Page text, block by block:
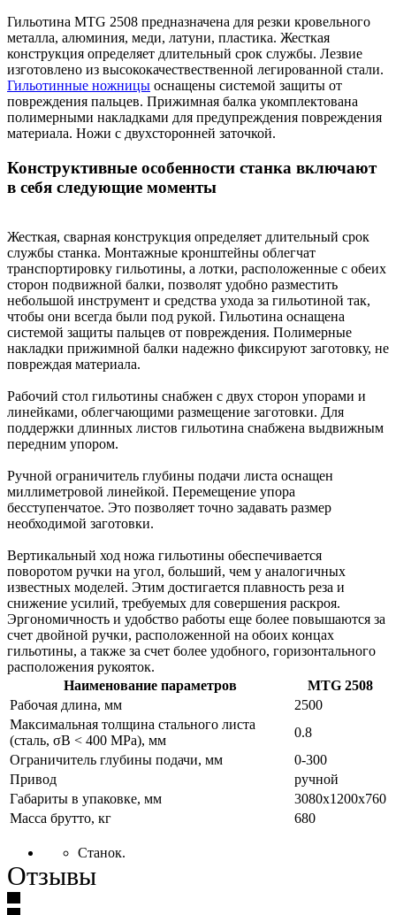
Гильотина MTG 2508 предназначена для резки кровельного
металла, алюминия, меди, латуни, пластика. Жесткая
конструкция определяет длительный срок службы. Лезвие
изготовлено из высококачествественной легированной стали.
Гильотинные ножницы оснащены системой защиты от
повреждения пальцев. Прижимная балка укомплектована
полимерными накладками для предупреждения повреждения
материала. Ножи с двухсторонней заточкой.
Конструктивные особенности станка включают
в себя следующие моменты
Жесткая, сварная конструкция определяет длительный срок
службы станка. Монтажные кронштейны облегчат
транспортировку гильотины, а лотки, расположенные с обеих
сторон подвижной балки, позволят удобно разместить
небольшой инструмент и средства ухода за гильотиной так,
чтобы они всегда были под рукой. Гильотина оснащена
системой защиты пальцев от повреждения. Полимерные
накладки прижимной балки надежно фиксируют заготовку, не
повреждая материала.
Рабочий стол гильотины снабжен с двух сторон упорами и
линейками, облегчающими размещение заготовки. Для
поддержки длинных листов гильотина снабжена выдвижным
передним упором.
Ручной ограничитель глубины подачи листа оснащен
миллиметровой линейкой. Перемещение упора
бесступенчатое. Это позволяет точно задавать размер
необходимой заготовки.
Вертикальный ход ножа гильотины обеспечивается
поворотом ручки на угол, больший, чем у аналогичных
известных моделей. Этим достигается плавность реза и
снижение усилий, требуемых для совершения раскроя.
Эргономичность и удобство работы еще более повышаются за
счет двойной ручки, расположенной на обоих концах
гильотины, а также за счет более удобного, горизонтального
расположения рукояток.
Наименование параметров
MTG 2508
Рабочая длина, мм
2500
Максимальная толщина стального листа
(сталь, σВ < 400 MРa), мм
0.8
Ограничитель глубины подачи, мм
0-300
Привод
ручной
Габариты в упаковке, мм
3080x1200x760
Масса брутто, кг
680
Станок.
Отзывы